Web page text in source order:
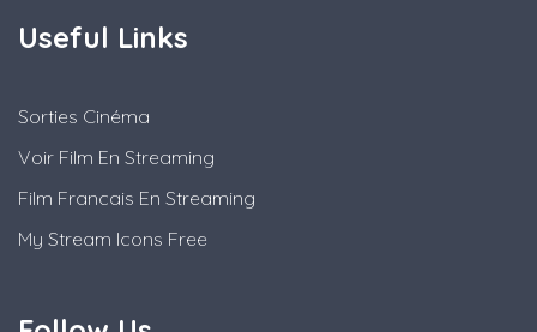
Useful Links
Sorties Cinéma
Voir Film En Streaming
Film Francais En Streaming
My Stream Icons Free